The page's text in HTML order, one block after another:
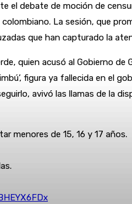
el debate de moción de
La sesión, que
que han capturado la
quien acusó al Gobierno
figura ya fallecida en el
avivó las llamas de la
menores de 15, 16 y 17 años.